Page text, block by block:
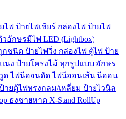
ฟ ป้ายไฟเชียร์ กล่องไฟ ป้ายไฟ
อักษรมีไฟ LED (Lightbox)
ชนิด ป้ายไฟวิ่ง กล่องไฟ ตู้ไฟ ป้าย
นง ป้ายโครงไม้ ทุกรูปแบบ อักษร
ด ไฟนีออนดัด ไฟนีออนเส้น นีออน
ายตู้ไฟทรงกลม/เหลี่ยม ป้ายไวนิล
ธงชายหาด X-Stand RollUp